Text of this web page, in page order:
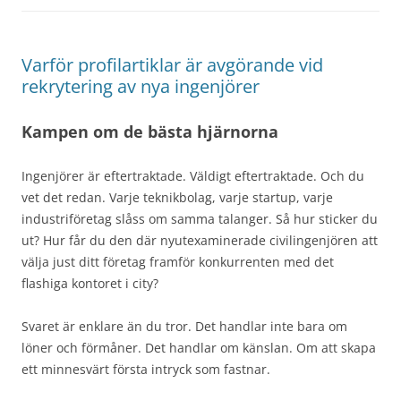
Varför profilartiklar är avgörande vid
rekrytering av nya ingenjörer
Kampen om de bästa hjärnorna
Ingenjörer är eftertraktade. Väldigt eftertraktade. Och du
vet det redan. Varje teknikbolag, varje startup, varje
industriföretag slåss om samma talanger. Så hur sticker du
ut? Hur får du den där nyutexaminerade civilingenjören att
välja just ditt företag framför konkurrenten med det
flashiga kontoret i city?
Svaret är enklare än du tror. Det handlar inte bara om
löner och förmåner. Det handlar om känslan. Om att skapa
ett minnesvärt första intryck som fastnar.